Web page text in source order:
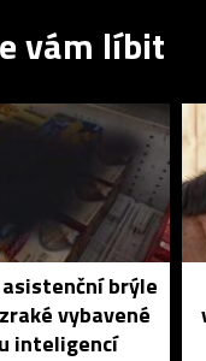
vám líbit
brýle
vybavené
inteligencí